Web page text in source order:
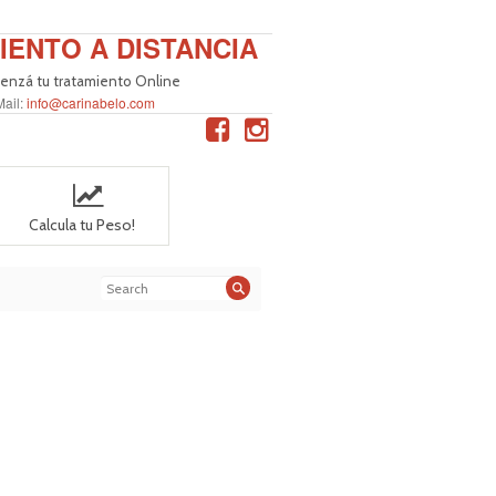
A DISTANCIA
tu tratamiento Online
info@carinabelo.com
Calcula tu Peso!